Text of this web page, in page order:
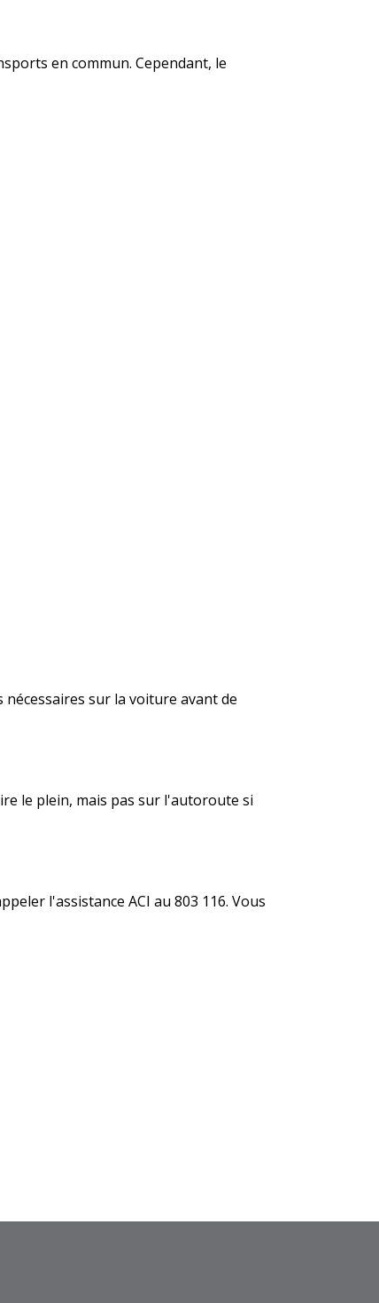
en commun. Cependant, le
sur la voiture avant de
le plein, mais pas sur l'autoroute si
l'assistance ACI au 803 116. Vous